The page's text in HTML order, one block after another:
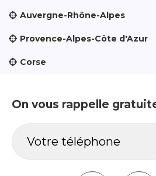
Auvergne-Rhône-Alpes
Provence-Alpes-Côte d'Azur
Corse
On vous rappelle